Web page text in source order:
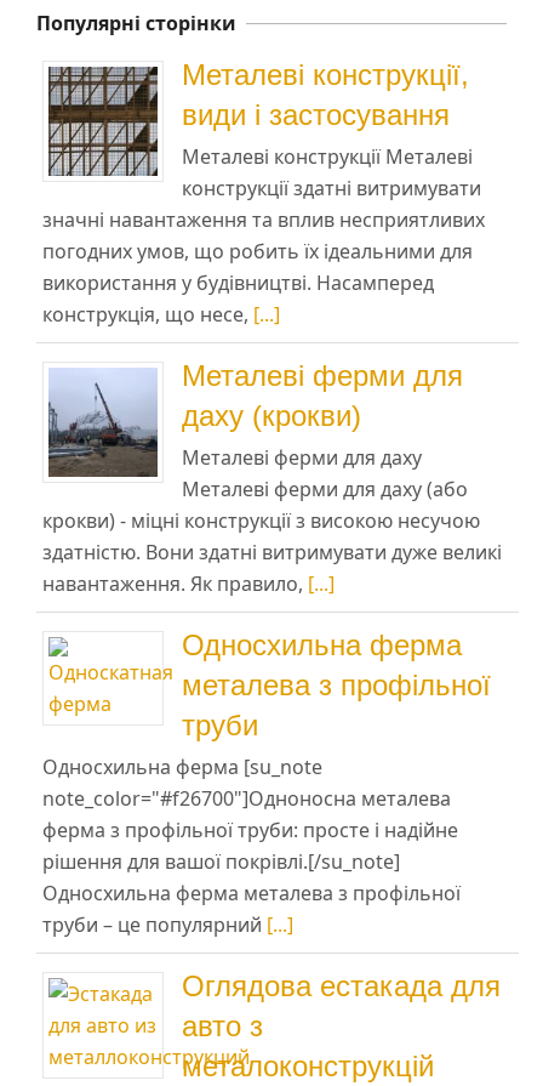
Популярні сторінки
Металеві конструкції,
види і застосування
Металеві конструкції Металеві
конструкції здатні витримувати
значні навантаження та вплив несприятливих
погодних умов, що робить їх ідеальними для
використання у будівництві. Насамперед
конструкція, що несе, [...]
Металеві ферми для
даху (крокви)
Металеві ферми для даху
Металеві ферми для даху (або
крокви) - міцні конструкції з високою несучою
здатністю. Вони здатні витримувати дуже великі
навантаження. Як правило, [...]
Односхильна ферма
металева з профільної
труби
Односхильна ферма [su_note
note_color="#f26700"]Одноносна металева
ферма з профільної труби: просте і надійне
рішення для вашої покрівлі.[/su_note]
Односхильна ферма металева з профільної
труби – це популярний [...]
Оглядова естакада для
авто з
металоконструкцій